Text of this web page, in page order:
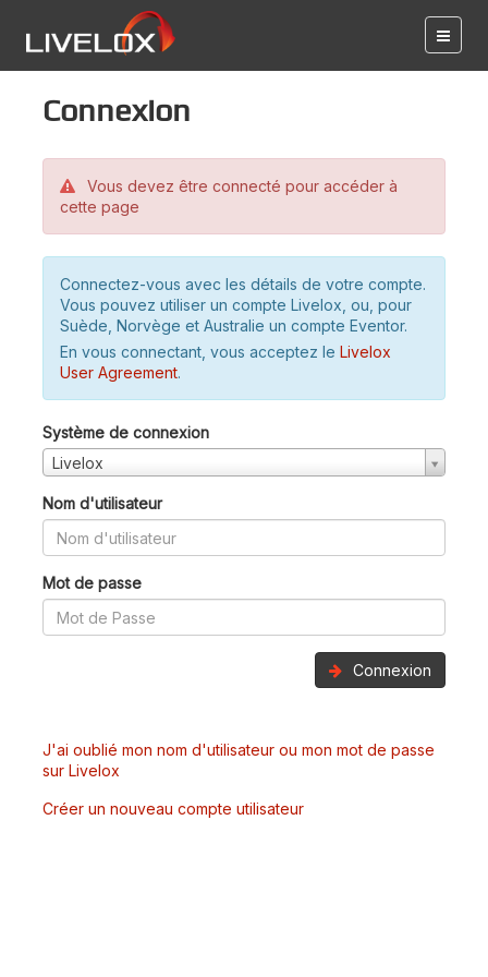
Connexion
Vous devez être connecté pour accéder à
cette page
Connectez-vous avec les détails de votre compte.
Vous pouvez utiliser un compte Livelox, ou, pour
Suède, Norvège et Australie un compte Eventor.
En vous connectant, vous acceptez le Livelox
User Agreement.
Système de connexion
Livelox
Nom d'utilisateur
Mot de passe
Connexion
J'ai oublié mon nom d'utilisateur ou mon mot de passe
sur Livelox
Créer un nouveau compte utilisateur